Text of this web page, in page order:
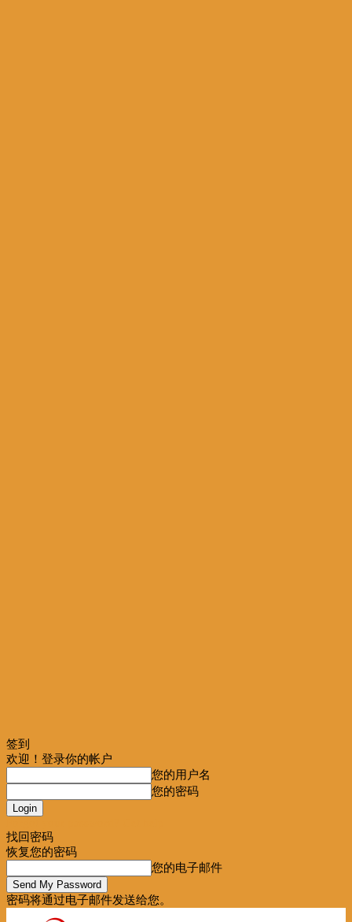
签到
欢迎！登录你的帐户
您的用户名
您的密码
找回密码
恢复您的密码
您的电子邮件
密码将通过电子邮件发送给您。